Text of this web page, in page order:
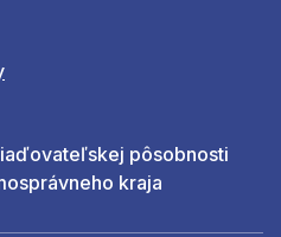
pôsobnosti
kraja